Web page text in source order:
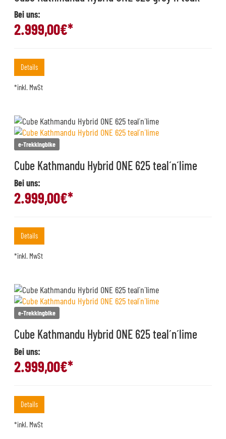
Bei uns:
2.999,00€*
Details
*inkl. MwSt
e-Trekkingbike
Cube Kathmandu Hybrid ONE 625 teal´n´lime
Bei uns:
2.999,00€*
Details
*inkl. MwSt
e-Trekkingbike
Cube Kathmandu Hybrid ONE 625 teal´n´lime
Bei uns:
2.999,00€*
Details
*inkl. MwSt